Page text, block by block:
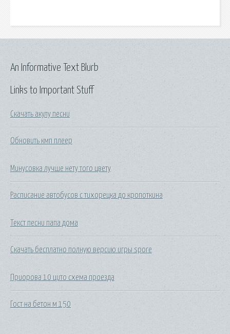
Links to Important Stuff
Скачать акулу песни
Обновить кмп плеер
Минусовка лучше нету того цвету
Расписание автобусов с тихорецка до кропоткина
Текст песни папа дома
Скачать бесплатно полную версию игры spore
Приорова 10 цито схема проезда
Гост на бетон м 150
An Informative Text Blurb